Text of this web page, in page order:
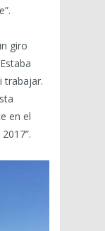
giro
trabajar.
en el